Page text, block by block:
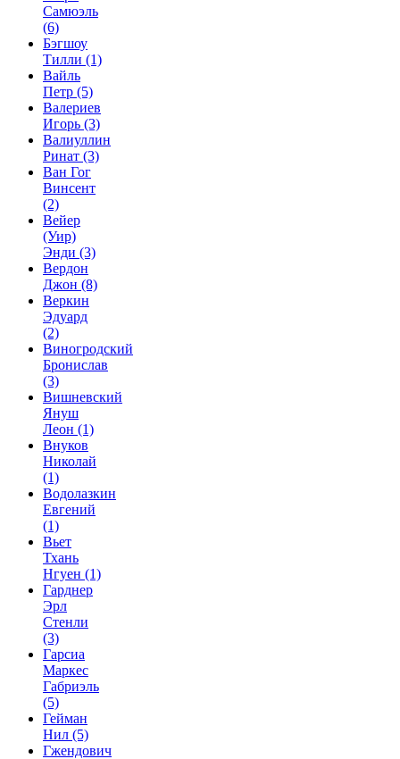
Самюэль
(6)
Бэгшоу
Тилли (1)
Вайль
Петр (5)
Валериев
Игорь (3)
Валиуллин
Ринат (3)
Ван Гог
Винсент
(2)
Вейер
(Уир)
Энди (3)
Вердон
Джон (8)
Веркин
Эдуард
(2)
Виногродский
Бронислав
(3)
Вишневский
Януш
Леон (1)
Внуков
Николай
(1)
Водолазкин
Евгений
(1)
Вьет
Тхань
Нгуен (1)
Гарднер
Эрл
Стенли
(3)
Гарсиа
Маркес
Габриэль
(5)
Гейман
Нил (5)
Гжендович